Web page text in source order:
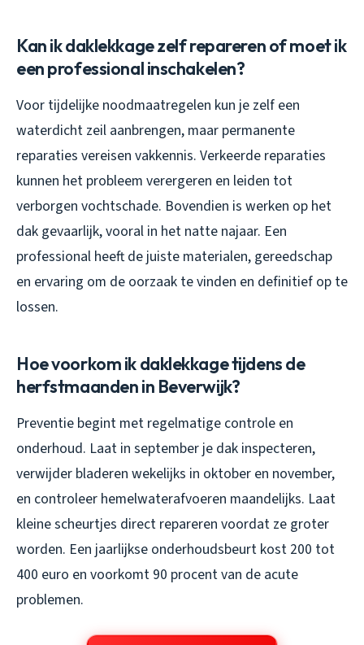
Kan ik daklekkage zelf repareren of moet ik
een professional inschakelen?
Voor tijdelijke noodmaatregelen kun je zelf een
waterdicht zeil aanbrengen, maar permanente
reparaties vereisen vakkennis. Verkeerde reparaties
kunnen het probleem verergeren en leiden tot
verborgen vochtschade. Bovendien is werken op het
dak gevaarlijk, vooral in het natte najaar. Een
professional heeft de juiste materialen, gereedschap
en ervaring om de oorzaak te vinden en definitief op te
lossen.
Hoe voorkom ik daklekkage tijdens de
herfstmaanden in Beverwijk?
Preventie begint met regelmatige controle en
onderhoud. Laat in september je dak inspecteren,
verwijder bladeren wekelijks in oktober en november,
en controleer hemelwaterafvoeren maandelijks. Laat
kleine scheurtjes direct repareren voordat ze groter
worden. Een jaarlijkse onderhoudsbeurt kost 200 tot
400 euro en voorkomt 90 procent van de acute
problemen.